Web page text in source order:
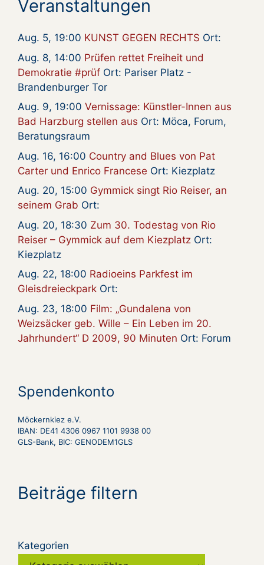
Veranstaltungen
Aug. 5, 19:00 KUNST GEGEN RECHTS Ort:
Aug. 8, 14:00 Prüfen rettet Freiheit und
Demokratie #prüf Ort: Pariser Platz -
Brandenburger Tor
Aug. 9, 19:00 Vernissage: Künstler-Innen aus
Bad Harzburg stellen aus Ort: Möca, Forum,
Beratungsraum
Aug. 16, 16:00 Country and Blues von Pat
Carter und Enrico Francese Ort: Kiezplatz
Aug. 20, 15:00 Gymmick singt Rio Reiser, an
seinem Grab Ort:
Aug. 20, 18:30 Zum 30. Todestag von Rio
Reiser – Gymmick auf dem Kiezplatz Ort:
Kiezplatz
Aug. 22, 18:00 Radioeins Parkfest im
Gleisdreieckpark Ort:
Aug. 23, 18:00 Film: „Gundalena von
Weizsäcker geb. Wille – Ein Leben im 20.
Jahrhundert“ D 2009, 90 Minuten Ort: Forum
Spendenkonto
Möckernkiez e.V.
IBAN: DE41 4306 0967 1101 9938 00
GLS-Bank, BIC: GENODEM1GLS
Beiträge filtern
Kategorien